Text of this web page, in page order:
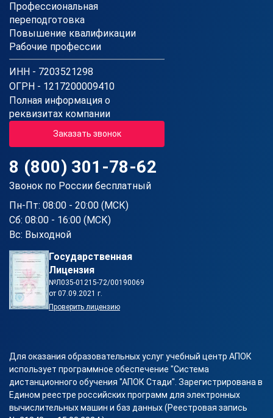
Профессиональная
переподготовка
Повышение квалификации
Рабочие профессии
ИНН - 7203521298
ОГРН - 1217200009410
Полная информация о
реквизитах компании
Заказать звонок
8 (800) 301-78-62
Звонок по России бесплатный
Пн-Пт: 08:00 - 20:00 (МСК)
Сб: 08:00 - 16:00 (МСК)
Вс: Выходной
Государственная
Лицензия
№Л035-01215-72/00190069
от 07.09.2021 г.
Проверить лицензию
Для оказания образовательных услуг учебный центр АПОК
использует программное обеспечение "Система
дистанционного обучения "АПОК Стади". Зарегистрирована в
Едином реестре российских программ для электронных
вычислительных машин и баз данных (Реестровая запись